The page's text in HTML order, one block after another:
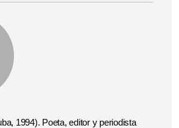
1994). Poeta, editor y periodista